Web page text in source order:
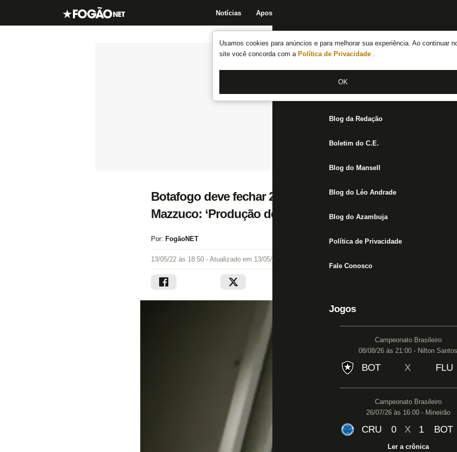
Usamos cookies para anúncios e para melhorar sua experiência. Ao continuar
site você concorda com a Política de Privacidade .
OK
Notícias Apostas
Notícias do Botafogo
Fórum
Jogos
Blog da Redação
Boletim do C.E.
Blog do Mansell
Blog do Léo Andrade
Blog do Azambuja
Política de Privacidade
Fale Conosco
Jogos
Campeonato Brasileiro
08/08/26 às 21:00 - Nilton Santos
BOT X FLU
Campeonato Brasileiro
26/07/26 às 16:00 - Mineirão
CRU 0 X 1 BOT
Ler a crônica
Botafogo deve fechar 2022 com uniformes provisórios,
Mazzuco: ‘Produção de uma marca demora de cinco a
Por: FogãoNET
13/05/22 às 18:50 - Atualizado em 13/05/22 às 19:50